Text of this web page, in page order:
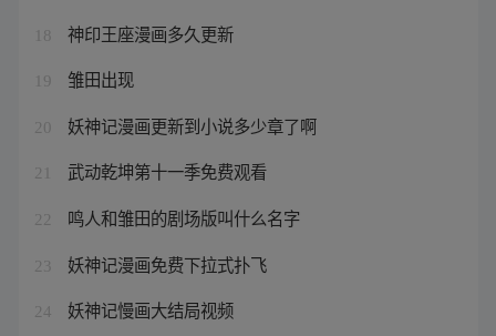
18 神印王座漫画多久更新
19 雏田出现
20 妖神记漫画更新到小说多少章了啊
21 武动乾坤第十一季免费观看
22 鸣人和雏田的剧场版叫什么名字
23 妖神记漫画免费下拉式扑飞
24 妖神记慢画大结局视频